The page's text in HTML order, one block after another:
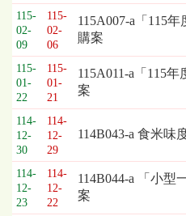
115-
02-
09
115-
02-
06
115A007-a「115
購案
115-
01-
22
115-
01-
21
115A011-a「115
案
114-
12-
30
114-
12-
29
114B043-a 食米味
114-
12-
23
114-
12-
22
114B044-a 「小型
案